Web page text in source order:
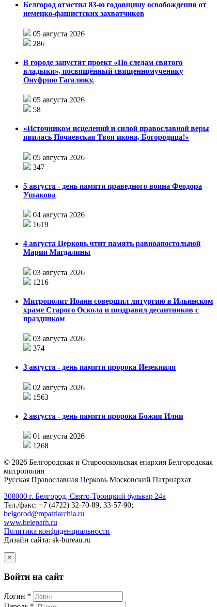
Белгород отметил 83-ю годовщину освобождения от
немецко-фашистских захватчиков
05 августа 2026
286
В городе запустят проект «По следам святого
владыки», посвящённый священномученику
Онуфрию Гагалюку.
05 августа 2026
58
«Источником исцелений и силой православной веры
явилась Почаевская Твоя икона, Богородица!»
05 августа 2026
347
5 августа - день памяти праведного воина Феодора
Ушакова
04 августа 2026
1619
4 августа Церковь чтит память равноапостольной
Марии Магдалины
03 августа 2026
1216
Митрополит Иоанн совершил литургию в Ильинском
храме Старого Оскола и поздравил десантников с
праздником
03 августа 2026
374
3 августа - день памяти пророка Иезекииля
02 августа 2026
1563
2 августа - день памяти пророка Божия Илии
01 августа 2026
1268
© 2026 Белгородская и Старооскольская епархия Белгородская
митрополия
Русская Православная Церковь Московский Патриархат
308000 г. Белгород, Свято-Троицкий бульвар 24а
Тел./факс: +7 (4722) 32-70-89, 33-57-90;
belgorod@mpatriarchia.ru
www.beleparh.ru
Политика конфиденциальности
Дизайн сайта: sk-bureau.ru
×
Войти на сайт
Логин *